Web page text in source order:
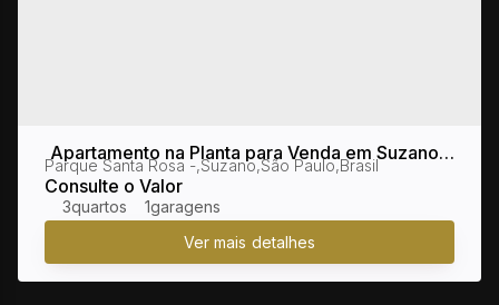
Apartamento na Planta para Venda em Suzano /
SP no bairro Parque Santa Rosa
Consulte o Valor
Parque Santa Rosa ,Suzano,São Paulo,Brasil
3 1